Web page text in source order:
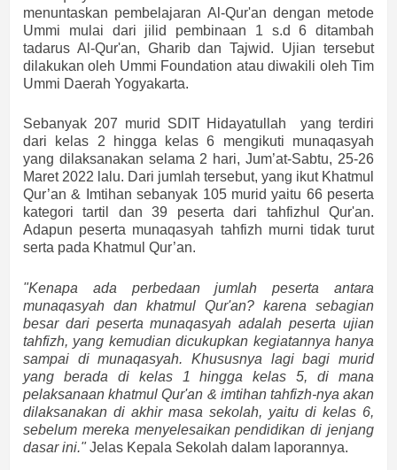
menuntaskan pembelajaran Al-Qur'an dengan metode
Ummi mulai dari jilid pembinaan 1 s.d 6 ditambah
tadarus Al-Qur'an, Gharib dan Tajwid. Ujian tersebut
dilakukan oleh Ummi Foundation atau diwakili oleh Tim
Ummi Daerah Yogyakarta.
Sebanyak 207 murid SDIT Hidayatullah yang terdiri
dari kelas 2 hingga kelas 6 mengikuti munaqasyah
yang dilaksanakan selama 2 hari, Jum’at-Sabtu, 25-26
Maret 2022 lalu. Dari jumlah tersebut, yang ikut Khatmul
Qur’an & Imtihan sebanyak 105 murid yaitu 66 peserta
kategori tartil dan 39 peserta dari tahfizhul Qur'an.
Adapun peserta munaqasyah tahfizh murni tidak turut
serta pada Khatmul Qur’an.
"Kenapa ada perbedaan jumlah peserta antara
munaqasyah dan khatmul Qur'an? karena sebagian
besar dari peserta munaqasyah adalah peserta ujian
tahfizh, yang kemudian dicukupkan kegiatannya hanya
sampai di munaqasyah. Khususnya lagi bagi murid
yang berada di kelas 1 hingga kelas 5, di mana
pelaksanaan khatmul Qur'an & imtihan tahfizh-nya akan
dilaksanakan di akhir masa sekolah, yaitu di kelas 6,
sebelum mereka menyelesaikan pendidikan di jenjang
dasar ini."Jelas Kepala Sekolah dalam laporannya.